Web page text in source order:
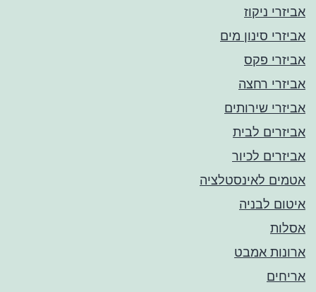
אביזרי ניקוז
אביזרי סינון מים
אביזרי פקס
אביזרי רחצה
אביזרי שירותים
אביזרים לבית
אביזרים לכיור
אטמים לאינסטלציה
איטום לבניה
אסלות
ארונות אמבט
אריחים